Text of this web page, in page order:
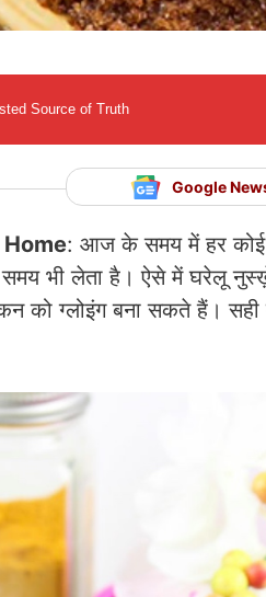
Source of Truth
Google
: आज के समय में हर कोई
समय भी लेता है। ऐसे में घरेलू
को ग्लोइंग बना सकते हैं।